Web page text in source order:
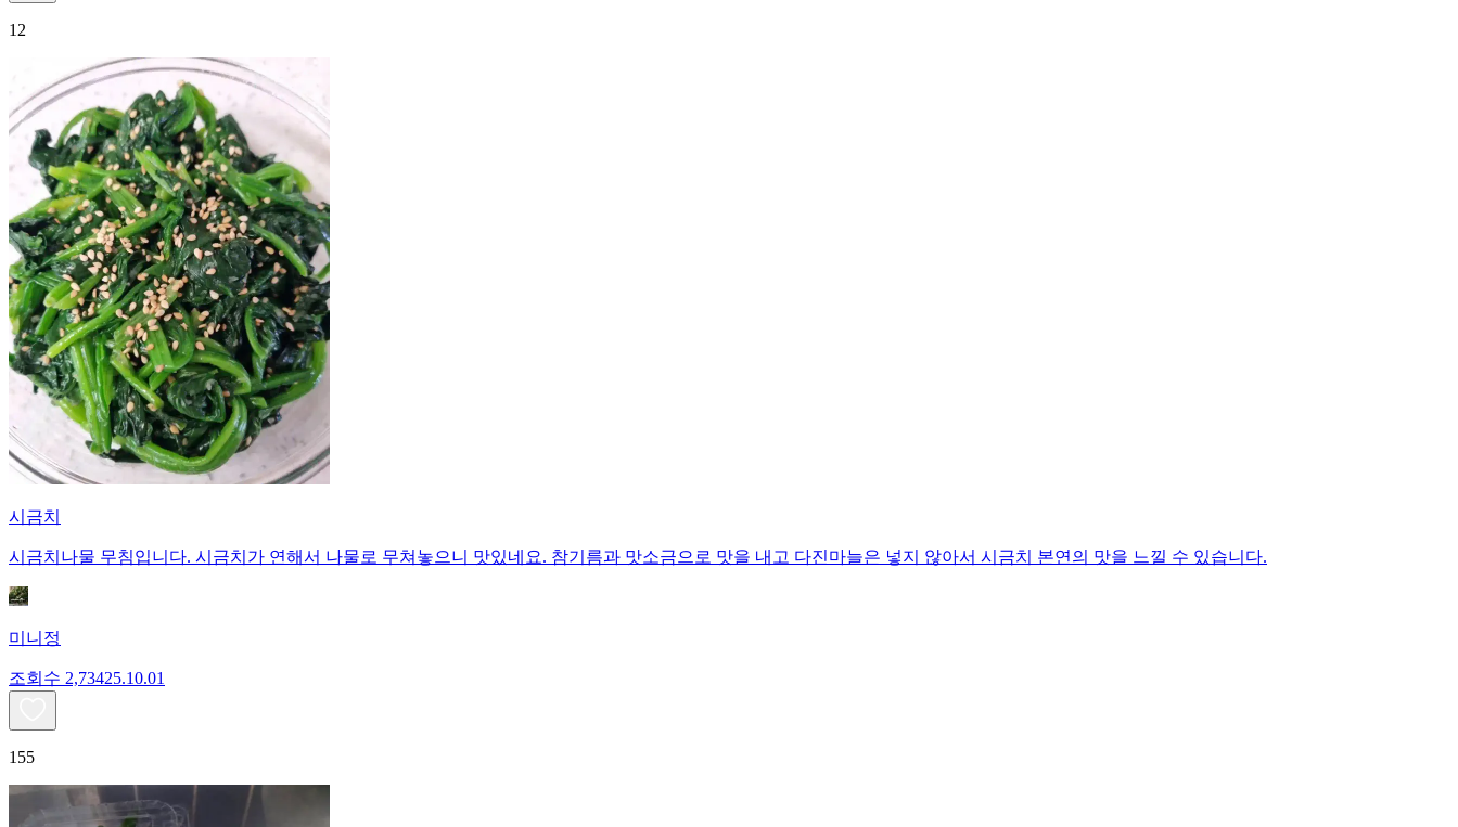
12
시금치
시금치나물 무침입니다. 시금치가 연해서 나물로 무쳐놓으니 맛있네요. 참기름과 맛소금으로 맛을 내고 다진마늘은 넣지 않아서 시금치 본연의 맛을 느낄 수 있습니다.
미니정
조회수 2,73425.10.01
155